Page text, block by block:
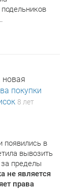
покупки
8 лет
появились в
вывозить
пределы
не является
права